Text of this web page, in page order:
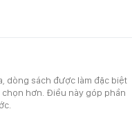
dòng sách được làm đặc biệt
hơn. Điều này góp phần